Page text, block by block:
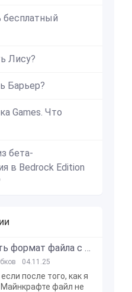
бесплатный
Лису?
Барьер?
Games. Что
бета-
в Bedrock Edition
Как изменить формат файла с zip в mcworld?
04.11.25
после того, как я
файл не